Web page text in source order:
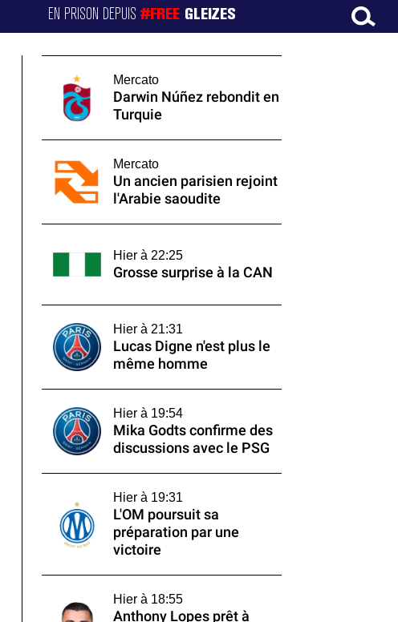
EN PRISON DEPUIS#FREE GLEIZES
Mercato
Darwin Núñez rebondit en
Turquie
Mercato
Un ancien parisien rejoint
l'Arabie saoudite
Hier à 22:25
Grosse surprise à la CAN
Hier à 21:31
Lucas Digne n'est plus le
même homme
Hier à 19:54
Mika Godts confirme des
discussions avec le PSG
Hier à 19:31
L'OM poursuit sa
préparation par une
victoire
Hier à 18:55
Anthony Lopes prêt à